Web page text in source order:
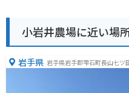
小岩井農場に近い場
岩手県 岩手県岩手郡雫石町長山七ツ